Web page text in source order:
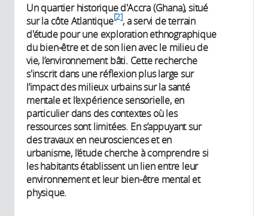
Un quartier historique d'Accra (Ghana), situé
sur la côte Atlantique 2 , a servi de terrain
d'étude pour une exploration ethnographique
du bien-être et de son lien avec le milieu de
vie, l’environnement bâti. Cette recherche
s'inscrit dans une réflexion plus large sur
l’impact des milieux urbains sur la santé
mentale et l’expérience sensorielle, en
particulier dans des contextes où les
ressources sont limitées. En s’appuyant sur
des travaux en neurosciences et en
urbanisme, l’étude cherche à comprendre si
les habitants établissent un lien entre leur
environnement et leur bien-être mental et
physique.